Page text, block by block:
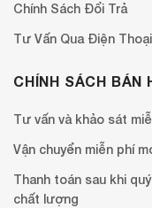
Chính Sách Đổi Trả
Tư Vấn Qua Điện Thoại
CHÍNH SÁCH BÁN
Tư vấn và khảo sát
Vận chuyển miễn phí
Thanh toán sau khi
chất lượng